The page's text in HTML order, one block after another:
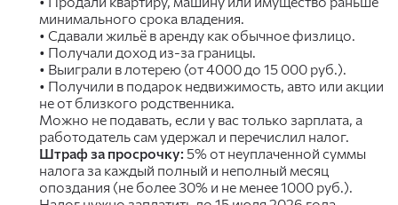
минимального срока владения.
• Сдавали жильё в аренду как обычное физлицо.
• Получали доход из-за границы.
• Выиграли в лотерею (от 4000 до 15 000 руб.).
• Получили в подарок недвижимость, авто или акции
не от близкого родственника.
Можно не подавать, если у вас только зарплата, а
работодатель сам удержал и перечислил налог.
Штраф за просрочку: 5% от неуплаченной суммы
налога за каждый полный и неполный месяц
опоздания (не более 30% и не менее 1000 руб.).